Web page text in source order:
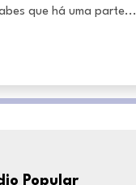
que há uma parte...
Popular